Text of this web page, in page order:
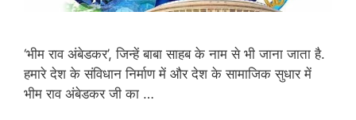
‘भीम राव अंबेडकर’, जिन्हें बाबा साहब के नाम से भी जाना जाता है.
हमारे देश के संविधान निर्माण में और देश के सामाजिक सुधार में
भीम राव अंबेडकर जी का …